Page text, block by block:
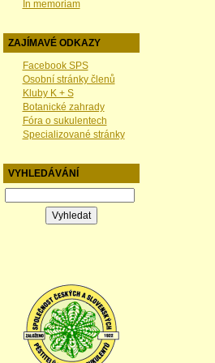
In memoriam
ZAJÍMAVÉ ODKAZY
Facebook SPS
Osobní stránky členů
Kluby K + S
Botanické zahrady
Fóra o sukulentech
Specializované stránky
VYHLEDÁVÁNÍ